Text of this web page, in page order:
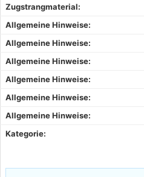
Zugstrangmaterial:
Allgemeine Hinweise:
Allgemeine Hinweise:
Allgemeine Hinweise:
Allgemeine Hinweise:
Allgemeine Hinweise:
Allgemeine Hinweise:
Kategorie: